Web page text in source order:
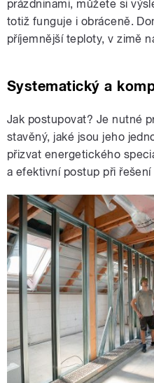
prázdninami, můžete si
totiž funguje i obráceně.
příjemnější teploty, v zimě
Systematický a
Jak postupovat? Je nutné
stavěný, jaké jsou jeho
přizvat energetického
a efektivní postup při řešení